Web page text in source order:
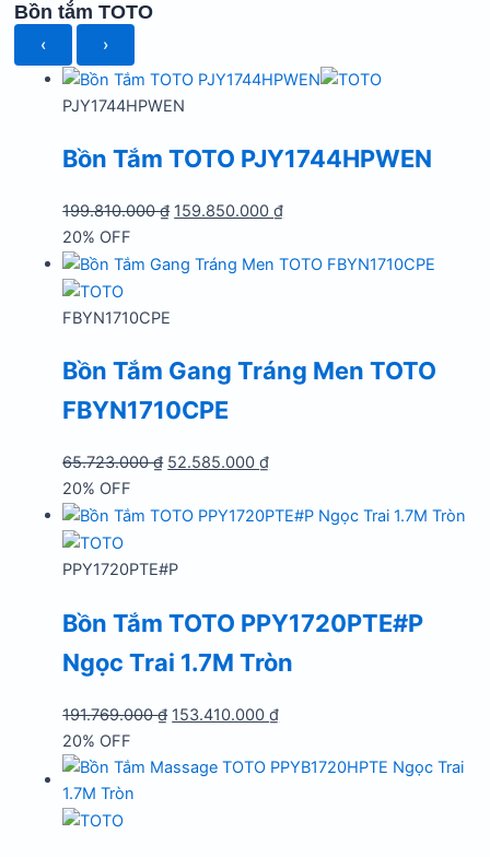
Bồn tắm TOTO
‹ ›
PJY1744HPWEN
Bồn Tắm TOTO PJY1744HPWEN
199.810.000₫ Giá
là:
159.850.000₫Giá
tại
20% OFF
FBYN1710CPE
Bồn Tắm Gang Tráng Men TOTO
FBYN1710CPE
65.723.000₫ Giá
là:
52.585.000₫Giá
tại
20% OFF
PPY1720PTE#P
Bồn Tắm TOTO PPY1720PTE#P
Ngọc Trai 1.7M Tròn
191.769.000₫ Giá
là:
153.410.000₫Giá
tại
20% OFF